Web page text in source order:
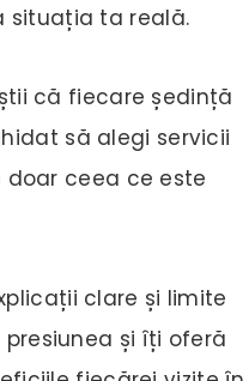
situația ta reală.
că fiecare ședință
să alegi servicii
ceea ce este
clare și limite
și îți oferă